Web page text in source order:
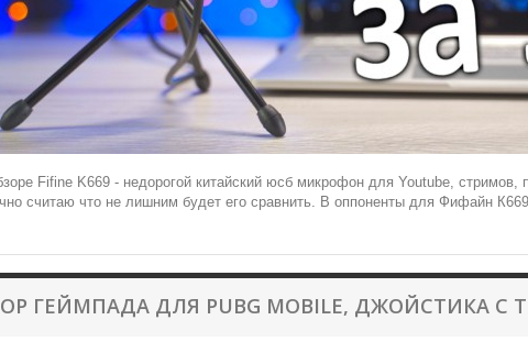
Fifine K669 - недорогой китайский юсб микрофон для Youtube, стримов,
считаю что не лишним будет его сравнить. В оппоненты для Фифайн
ГЕЙМПАДА ДЛЯ PUBG MOBILE, ДЖОЙСТИКА С